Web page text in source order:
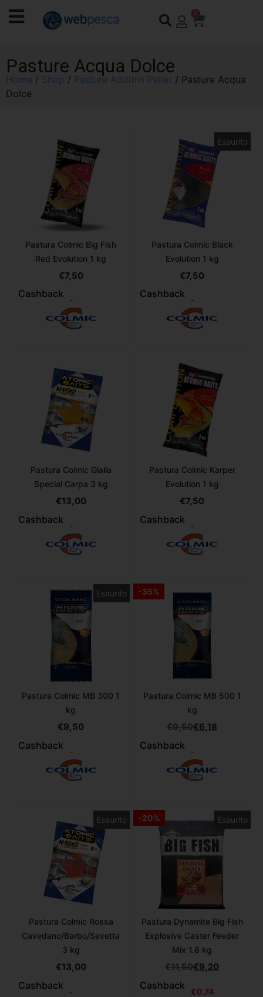
0
Pasture Acqua Dolce
Home / Shop / Pasture Additivi Pellet / Pasture Acqua
Dolce
Pastura Colmic Big Fish
Red Evolution 1 kg
€7,50
Cashback
-
Pastura Colmic Black
Evolution 1 kg
Esaurito
€7,50
Cashback
-
Pastura Colmic Gialla
Special Carpa 3 kg
€13,00
Cashback
-
Pastura Colmic Karper
Evolution 1 kg
€7,50
Cashback
-
Pastura Colmic MB 300 1
kg
Esaurito
€9,50
Cashback
-
-35%
Pastura Colmic MB 500 1
kg
€9,50€6,18
Cashback
-
Pastura Colmic Rossa
Cavedano/Barbo/Savetta
3 kg
Esaurito
€13,00
Cashback
-
-20%
Pastura Dynamite Big Fish
Explosive Caster Feeder
Mix 1.8 kg
Esaurito
€11,50€9,20
Cashback
€0,74